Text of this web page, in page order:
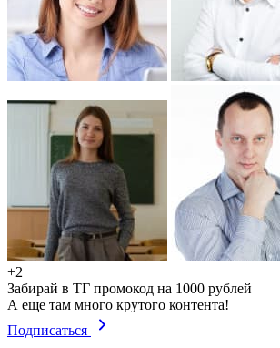
+2
Забирай в ТГ промокод на 1000 рублей
А еще там много крутого контента!
Подписаться